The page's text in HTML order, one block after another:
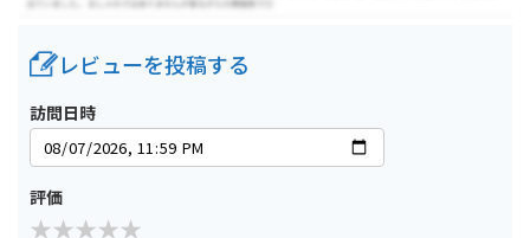
レビューを投稿する
訪問日時
評価